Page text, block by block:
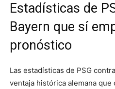
Estadísticas de
Bayern que sí
pronóstico
Las estadísticas de PSG
ventaja histórica alemana